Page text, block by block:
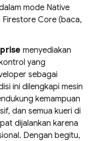
mode Native
Core (baca,
menyediakan
yang
sebagai
ini dilengkapi mesin
kemampuan
dan semua kueri di
dijalankan karena
Dengan begitu,